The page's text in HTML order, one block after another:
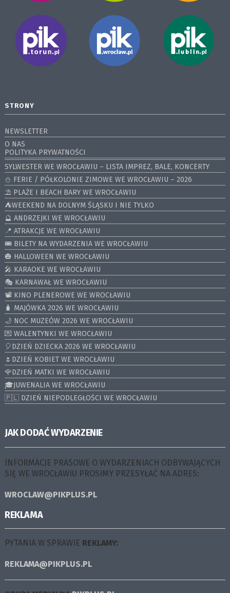
STRONY
NEWSLETTER
O NAS
POLITYKA PRYWATNOŚCI
SYLWESTER WE WROCŁAWIU – LISTA IMPREZ, BALE, KONCERTY
⛄️ FERIE / PÓŁKOLONIE ZIMOWE WE WROCŁAWIU – 2026
⛱️ PLAŻE I BEACH BARY WE WROCŁAWIU
⛺️WEEKEND NA DOLNYM ŚLĄSKU I NIE TYLKO
🔮 ANDRZEJKI WE WROCŁAWIU
📍 ATRAKCJE WE WROCŁAWIU
🎟️ BILETY NA WYDARZENIA WE WROCŁAWIU
🎃 HALLOWEEN WE WROCŁAWIU
🎤 KARAOKE WE WROCŁAWIU
🎭 KARNAWAŁ WE WROCŁAWIU
📽️ KINO PLENEROWE WE WROCŁAWIU
🧳 MAJÓWKA 2026 WE WROCŁAWIU
🌙 NOC MUZEÓW 2026 WE WROCŁAWIU
💌 WALENTYNKI WE WROCŁAWIU
🎈DZIEŃ DZIECKA 2026 WE WROCŁAWIU
🌷DZIEŃ KOBIET WE WROCŁAWIU
🌹DZIEŃ MATKI WE WROCŁAWIU
🎓JUWENALIA WE WROCŁAWIU
🇵🇱 DZIEŃ NIEPODLEGŁOŚCI WE WROCŁAWIU
JAK DODAĆ WYDARZENIE
INFORMACJE PRASOWE O WYDARZENIACH ODBYWAJĄCYCH
SIĘ WE WROCŁAWIU PROSIMY PRZESYŁAĆ NA ADRES:
WROCLAW@PIKPLUS.PL
REKLAMA
PYTANIA W SPRAWIE REKLAMY:
REKLAMA@PIKPLUS.PL